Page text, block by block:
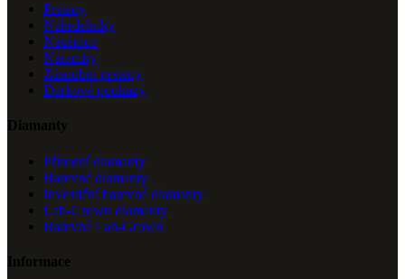
Prsteny
Náhrdelníky
Náušnice
Náramky
Zásnubní prsteny
Dárkové poukazy
Diamanty
Přírodní diamanty
Barevné diamanty
Investiční barevné diamanty
Lab-Grown diamanty
Barevné Lab-Grown
Informace